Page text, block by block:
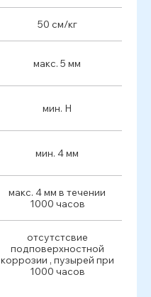
50 см/кг
макс. 5 мм
мин. H
мин. 4 мм
макс. 4 мм в течении
1000 часов
отсутстсвие
подповерхностной
коррозии , пузырей при
1000 часов